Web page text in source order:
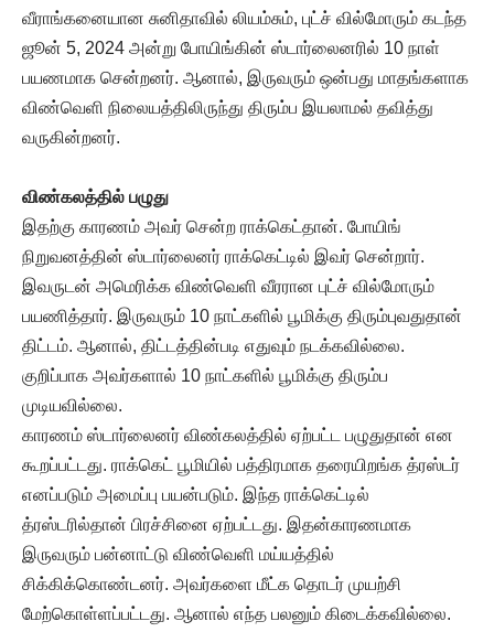
வீராங்கனையான சுனிதாவில் லியம்சும், புட்ச் வில்மோரும் கடந்த
ஜூன் 5, 2024 அன்று போயிங்கின் ஸ்டார்லைனரில் 10 நாள்
பயணமாக சென்றனர். ஆனால், இருவரும் ஒன்பது மாதங்களாக
விண்வெளி நிலையத்திலிருந்து திரும்ப இயலாமல் தவித்து
வருகின்றனர்.
விண்கலத்தில் பழுது
இதற்கு காரணம் அவர் சென்ற ராக்கெட்தான். போயிங்
நிறுவனத்தின் ஸ்டார்லைனர் ராக்கெட்டில் இவர் சென்றார்.
இவருடன் அமெரிக்க விண்வெளி வீரரான புட்ச் வில்மோரும்
பயணித்தார். இருவரும் 10 நாட்களில் பூமிக்கு திரும்புவதுதான்
திட்டம். ஆனால், திட்டத்தின்படி எதுவும் நடக்கவில்லை.
குறிப்பாக அவர்களால் 10 நாட்களில் பூமிக்கு திரும்ப
முடியவில்லை.
காரணம் ஸ்டார்லைனர் விண்கலத்தில் ஏற்பட்ட பழுதுதான் என
கூறப்பட்டது. ராக்கெட் பூமியில் பத்திரமாக தரையிறங்க த்ரஸ்டர்
எனப்படும் அமைப்பு பயன்படும். இந்த ராக்கெட்டில்
த்ரஸ்டரில்தான் பிரச்சினை ஏற்பட்டது. இதன்காரணமாக
இருவரும் பன்னாட்டு விண்வெளி மய்யத்தில்
சிக்கிக்கொண்டனர். அவர்களை மீட்க தொடர் முயற்சி
மேற்கொள்ளப்பட்டது. ஆனால் எந்த பலனும் கிடைக்கவில்லை.